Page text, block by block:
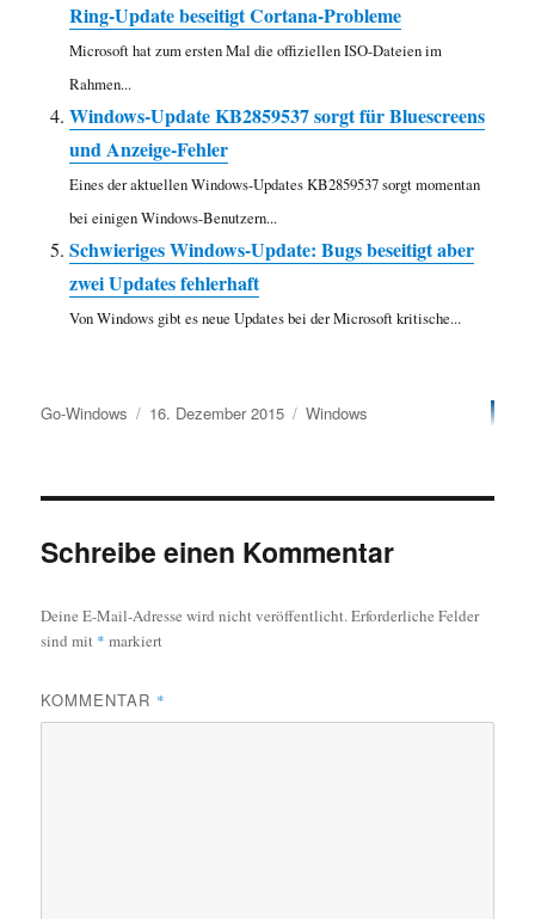
Ring-Update beseitigt Cortana-Probleme
Microsoft hat zum ersten Mal die offiziellen ISO-Dateien im
Rahmen...
Windows-Update KB2859537 sorgt für Bluescreens
und Anzeige-Fehler
Eines der aktuellen Windows-Updates KB2859537 sorgt momentan
bei einigen Windows-Benutzern...
Schwieriges Windows-Update: Bugs beseitigt aber
zwei Updates fehlerhaft
Von Windows gibt es neue Updates bei der Microsoft kritische...
Autor
Go-Windows
Veröffentlicht
16. Dezember 2015 Kategorien
Windows
Schreibe einen Kommentar
Deine E-Mail-Adresse wird nicht veröffentlicht.Erforderliche Felder
sind mit * markiert
KOMMENTAR *